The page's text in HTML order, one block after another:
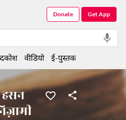
हसन
Get App
Donate
वीडियो ई-पुस्तक